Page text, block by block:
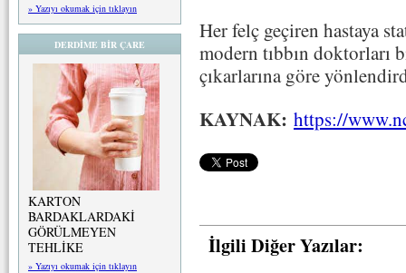
» Yazıyı okumak için tıklayın
DERDİME BİR ÇARE
KARTON
BARDAKLARDAKİ
GÖRÜLMEYEN
TEHLİKE
» Yazıyı okumak için tıklayın
Her felç geçiren hastaya
modern tıbbın doktorları
çıkarlarına göre
KAYNAK: https://
İlgili Diğer Yazılar: